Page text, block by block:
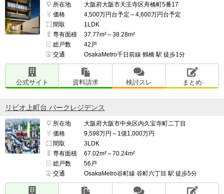
所在地
大阪府大阪市天王寺区舟橋町5番17
価格
4,500万円台予定～4,600万円台予定
間取
1LDK
専有面積
37.77m²～38.28m²
総戸数
42戸
交通
OsakaMetro千日前線 鶴橋 駅 徒歩1分
公式サイト 資料請求 検討スレ まとめ
リビオ上町台 パークレジデンス
所在地
大阪府大阪市中央区内久宝寺町二丁目
価格
9,598万円～1億1,000万円
間取
3LDK
専有面積
67.02m²～70.24m²
総戸数
56戸
交通
OsakaMetro谷町線 谷町六丁目 駅 徒歩5分